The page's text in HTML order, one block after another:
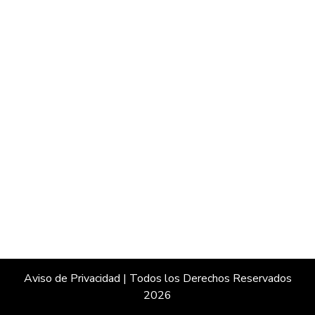
Aviso de Privacidad | Todos los Derechos Reservados
2026